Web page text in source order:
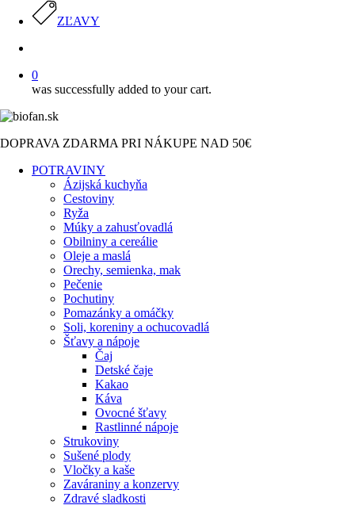
ZĽAVY
0
was successfully added to your cart.
DOPRAVA ZDARMA PRI NÁKUPE NAD 50€
POTRAVINY
Ázijská kuchyňa
Cestoviny
Ryža
Múky a zahusťovadlá
Obilniny a cereálie
Oleje a maslá
Orechy, semienka, mak
Pečenie
Pochutiny
Pomazánky a omáčky
Soli, koreniny a ochucovadlá
Šťavy a nápoje
Čaj
Detské čaje
Kakao
Káva
Ovocné šťavy
Rastlinné nápoje
Strukoviny
Sušené plody
Vločky a kaše
Zaváraniny a konzervy
Zdravé sladkosti